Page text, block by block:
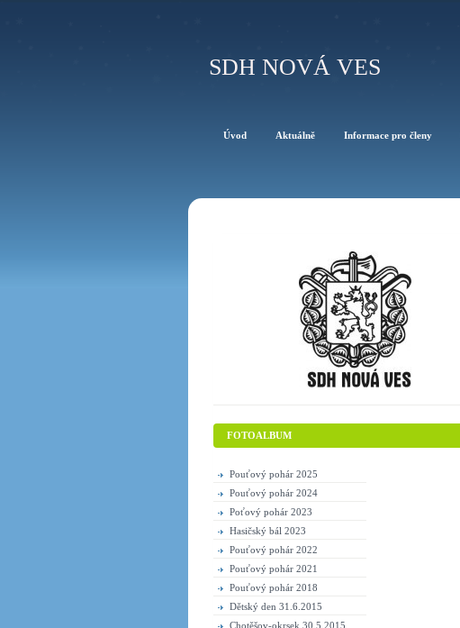
SDH NOVÁ VES
Úvod Aktuálně Informace pro členy
FOTOALBUM
Pouťový pohár 2025
Pouťový pohár 2024
Poťový pohár 2023
Hasičský bál 2023
Pouťový pohár 2022
Pouťový pohár 2021
Pouťový pohár 2018
Dětský den 31.6.2015
Chotěšov-okrsek 30.5.2015